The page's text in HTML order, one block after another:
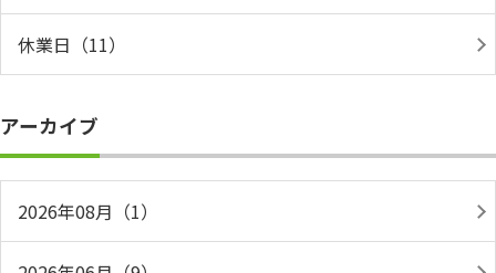
休業日（11）
アーカイブ
2026年08月（1）